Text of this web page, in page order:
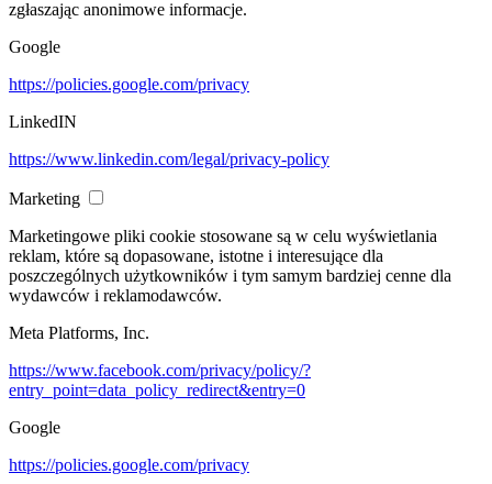
zgłaszając anonimowe informacje.
Google
https://policies.google.com/privacy
LinkedIN
https://www.linkedin.com/legal/privacy-policy
Marketing
Marketingowe pliki cookie stosowane są w celu wyświetlania
reklam, które są dopasowane, istotne i interesujące dla
poszczególnych użytkowników i tym samym bardziej cenne dla
wydawców i reklamodawców.
Meta Platforms, Inc.
https://www.facebook.com/privacy/policy/?
entry_point=data_policy_redirect&entry=0
Google
https://policies.google.com/privacy